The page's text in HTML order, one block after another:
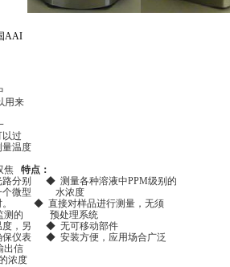
AAI
接对样品
检测器。
各种溶液中
，同时可以用来
分析仪。
外光源、一
（滤波器可以过
量温度
焦 特点：
比光路分别 ◆ 测量各种溶液中PPM级别的
源为一个微型 水浓度
小时。 ◆ 直接对样品进行测量，无须
时监测的 预处理系统
度，另 ◆ 无可移动部件
保仪表 ◆ 安装方便，应用场合广泛
输出信
浓度